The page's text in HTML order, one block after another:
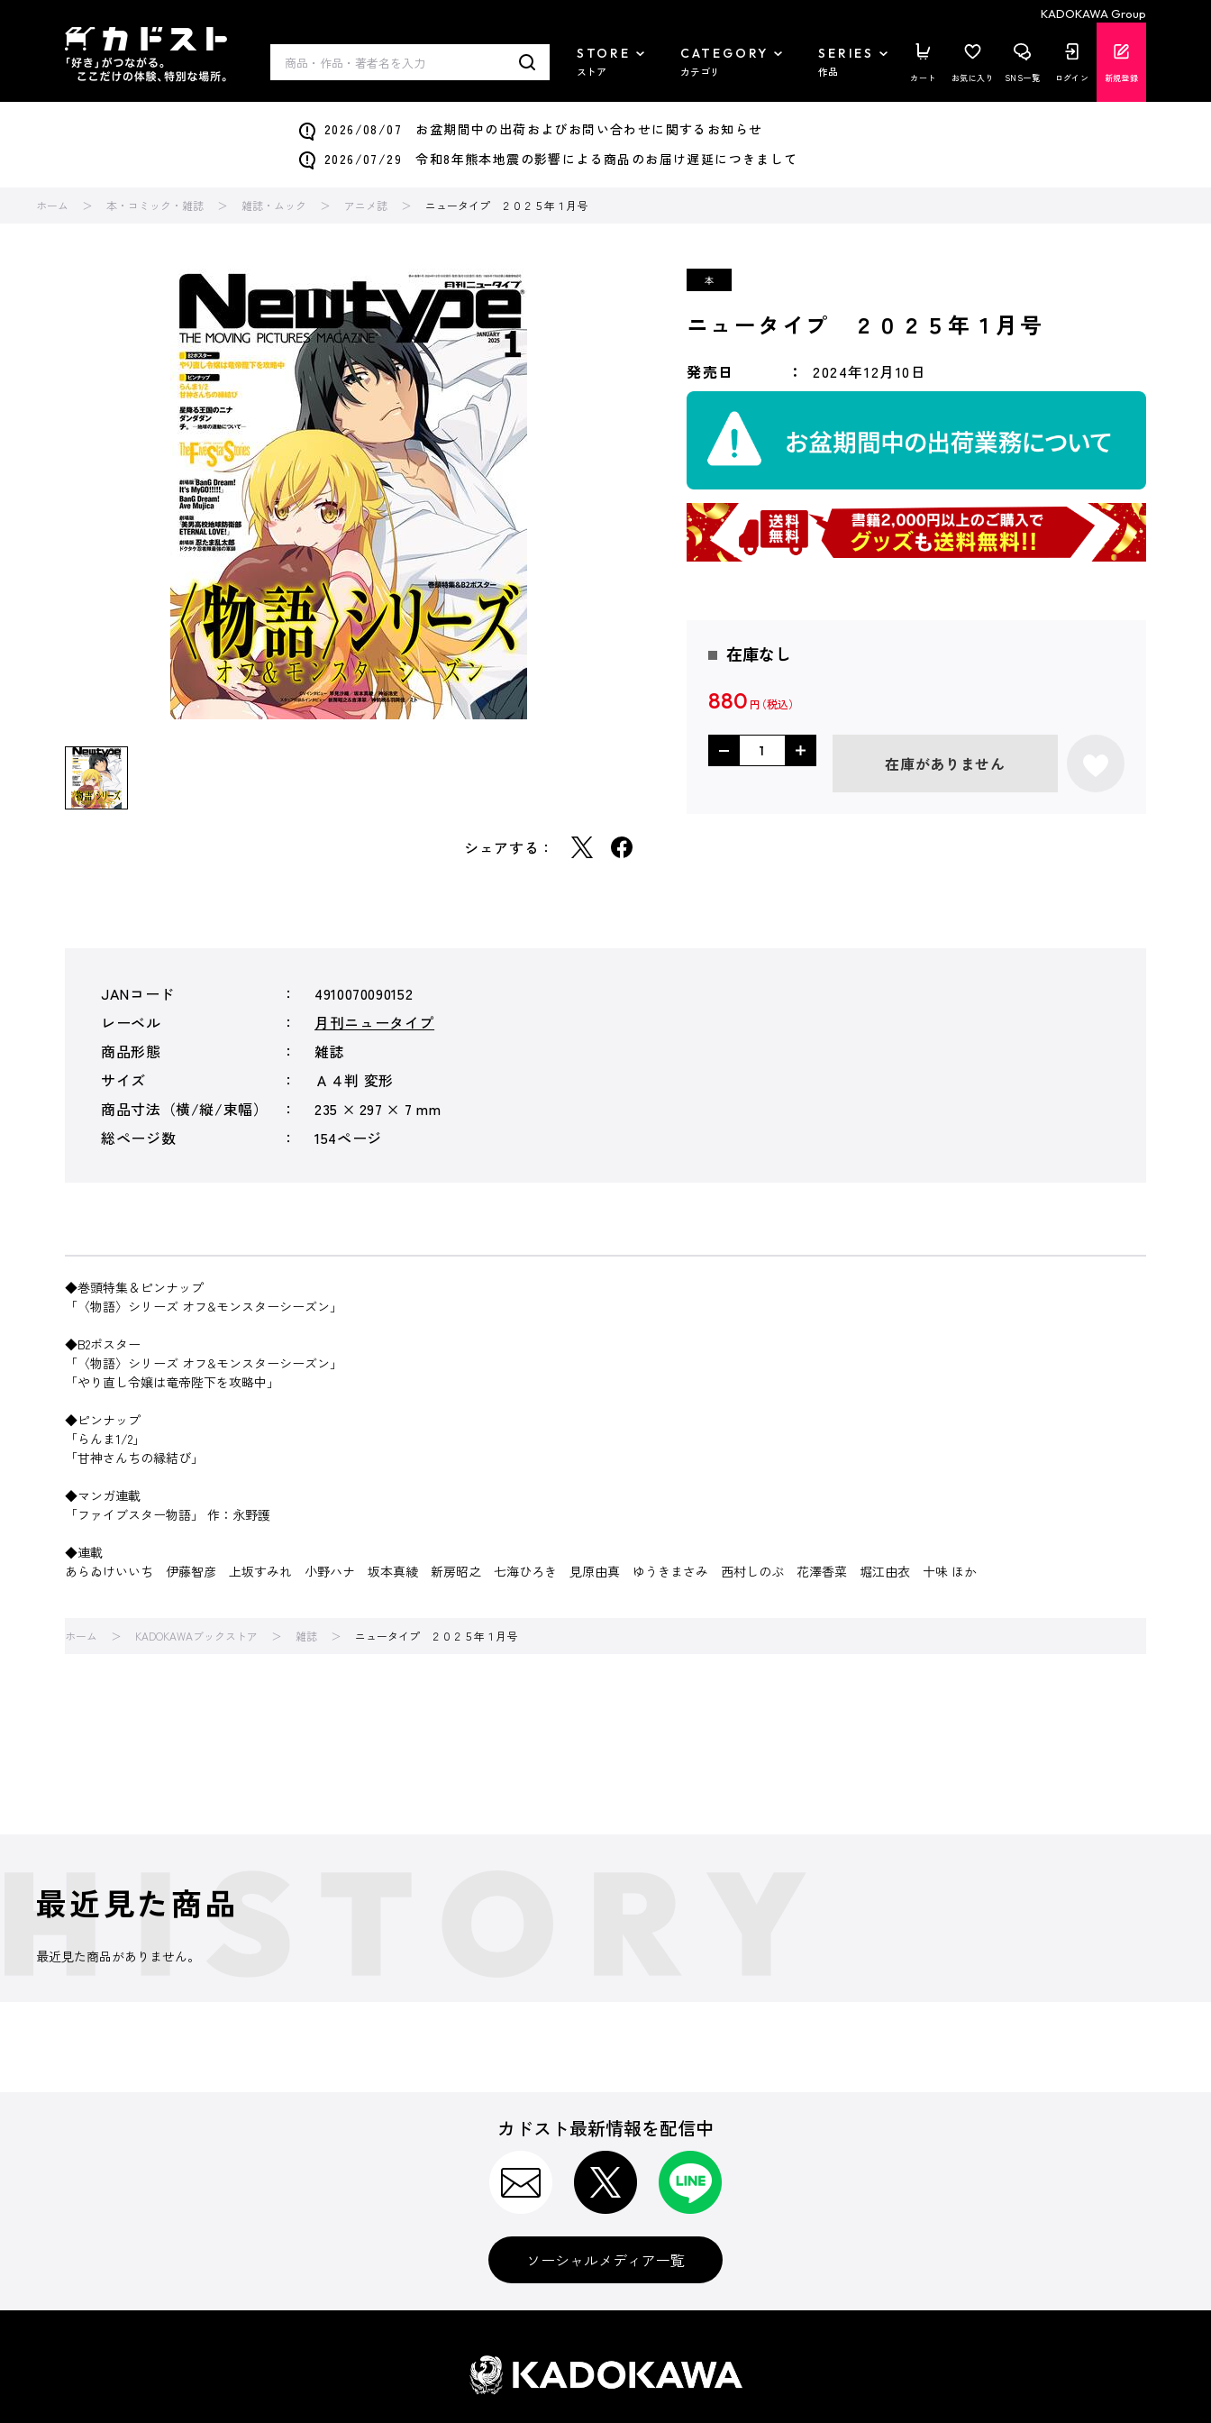
KADOKAWA Group
STORE
ストア
CATEGORY
カテゴリ
SERIES
作品 カート お気に入り SNS一覧 ログイン 新規登録
2026/08/07 お盆期間中の出荷およびお問い合わせに関するお知らせ
2026/07/29 令和8年熊本地震の影響による商品のお届け遅延につきまして
ホーム 本・コミック・雑誌 雑誌・ムック アニメ誌 ニュータイプ ２０２５年１月号
シェアする：
ニュータイプ ２０２５年１月号
発売日 2024年12月10日
在庫なし
880 円
在庫がありません
JANコード
4910070090152
レーベル
月刊ニュータイプ
商品形態
雑誌
サイズ
Ａ４判 変形
商品寸法（横/縦/束幅）
235 × 297 × 7 mm
総ページ数
154ページ
◆巻頭特集＆ピンナップ
「〈物語〉シリーズ オフ&モンスターシーズン」
◆B2ポスター
「〈物語〉シリーズ オフ&モンスターシーズン」
「やり直し令嬢は竜帝陛下を攻略中」
◆ピンナップ
「らんま1/2」
「甘神さんちの縁結び」
◆マンガ連載
「ファイブスター物語」 作：永野護
◆連載
あらゐけいいち 伊藤智彦 上坂すみれ 小野ハナ 坂本真綾 新房昭之 七海ひろき 見原由真 ゆうきまさみ 西村しのぶ 花澤香菜 堀江由衣 十味 ほか
ホーム KADOKAWAブックストア 雑誌 ニュータイプ ２０２５年１月号
最近見た商品
最近見た商品がありません。
カドスト最新情報を配信中
ソーシャルメディア一覧